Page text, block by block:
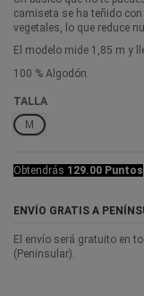
camiseta se ha teñido
vegetales, lo que reduce
El modelo mide 1,85 m y
100 % Algodón.
TALLA
M
Obtendrás 129.00 Puntos
ENVÍO GRATIS A
El envío será gratuito en
(Peninsular).